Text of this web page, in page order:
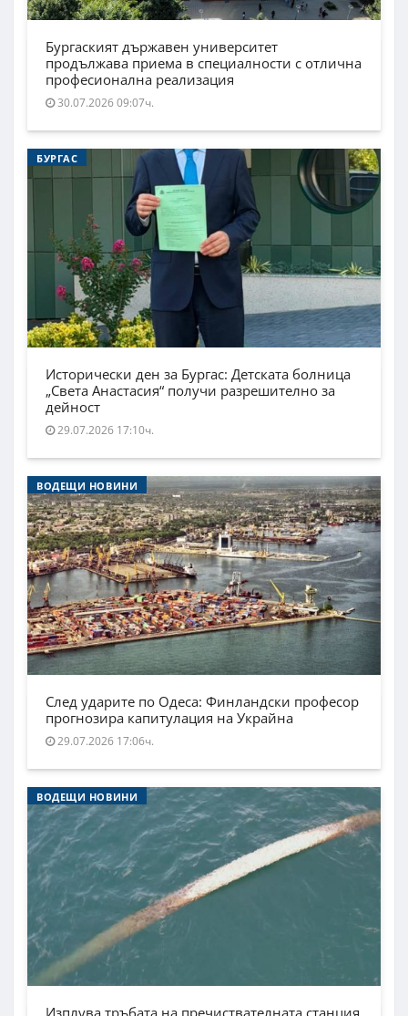
Бургаският държавен университет
продължава приема в специалности с отлична
професионална реализация
30.07.2026 09:07ч.
БУРГАС
Исторически ден за Бургас: Детската болница
„Света Анастасия“ получи разрешително за
дейност
29.07.2026 17:10ч.
ВОДЕЩИ НОВИНИ
След ударите по Одеса: Финландски професор
прогнозира капитулация на Украйна
29.07.2026 17:06ч.
ВОДЕЩИ НОВИНИ